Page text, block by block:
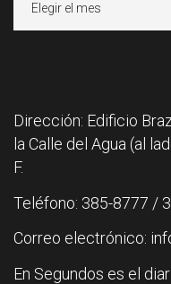
Dirección: Edificio
la Calle del Agua (al
F.
Teléfono: 385-8777 /
Correo electrónico:
En Segundos es el